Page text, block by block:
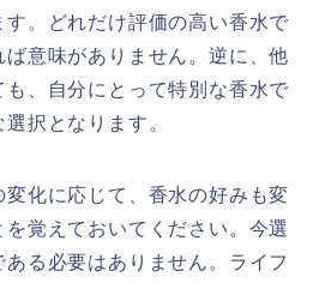
す。どれだけ評価の高い香水で
ば意味がありません。逆に、他
も、自分にとって特別な香水で
択となります。
化に応じて、香水の好みも変
覚えておいてください。今選
る必要はありません。ライフ